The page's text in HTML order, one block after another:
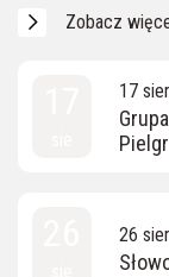
Zobacz
17
26